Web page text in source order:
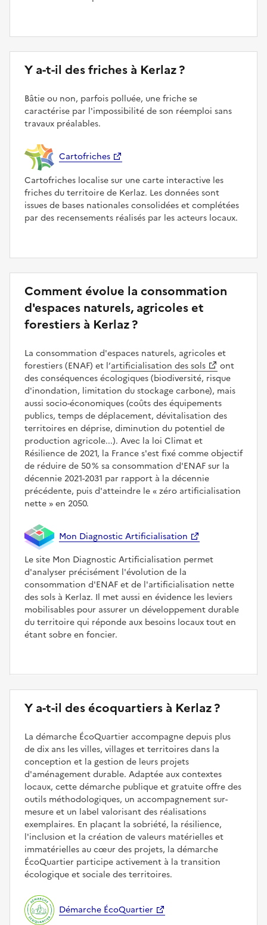
Y a-t-il des friches à Kerlaz ?
Bâtie ou non, parfois polluée, une friche se
caractérise par l'impossibilité de son réemploi sans
travaux préalables.
Cartofriches
Cartofriches localise sur une carte interactive les
friches du territoire de Kerlaz. Les données sont
issues de bases nationales consolidées et complétées
par des recensements réalisés par les acteurs locaux.
Comment évolue la consommation
d'espaces naturels, agricoles et
forestiers à Kerlaz ?
La consommation d'espaces naturels, agricoles et
forestiers (ENAF) et l’artificialisation des sols
ont
des conséquences écologiques (biodiversité, risque
d'inondation, limitation du stockage carbone), mais
aussi socio-économiques (coûts des équipements
publics, temps de déplacement, dévitalisation des
territoires en déprise, diminution du potentiel de
production agricole...). Avec la loi Climat et
Résilience de 2021, la France s'est fixé comme objectif
de réduire de 50 % sa consommation d'ENAF sur la
décennie 2021-2031 par rapport à la décennie
précédente, puis d'atteindre le
zéro artificialisation
nette
en 2050.
Mon Diagnostic Artificialisation
Le site Mon Diagnostic Artificialisation permet
d'analyser précisément l'évolution de la
consommation d'ENAF et de l'artificialisation nette
des sols à Kerlaz. Il met aussi en évidence les leviers
mobilisables pour assurer un développement durable
du territoire qui réponde aux besoins locaux tout en
étant sobre en foncier.
Y a-t-il des écoquartiers à Kerlaz ?
La démarche ÉcoQuartier accompagne depuis plus
de dix ans les villes, villages et territoires dans la
conception et la gestion de leurs projets
d'aménagement durable. Adaptée aux contextes
locaux, cette démarche publique et gratuite offre des
outils méthodologiques, un accompagnement sur-
mesure et un label valorisant des réalisations
exemplaires. En plaçant la sobriété, la résilience,
l'inclusion et la création de valeurs matérielles et
immatérielles au cœur des projets, la démarche
ÉcoQuartier participe activement à la transition
écologique et sociale des territoires.
Démarche ÉcoQuartier